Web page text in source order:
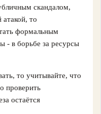
скандалом,
то
формальным
- в борьбе за ресурсы
то учитывайте, что
проверить
остаётся